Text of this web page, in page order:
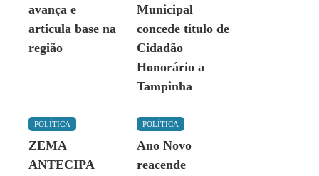
avança e
articula base na
região
Municipal
concede título de
Cidadão
Honorário a
Tampinha
POLÍTICA
ZEMA
ANTECIPA
POLÍTICA
Ano Novo
reacende